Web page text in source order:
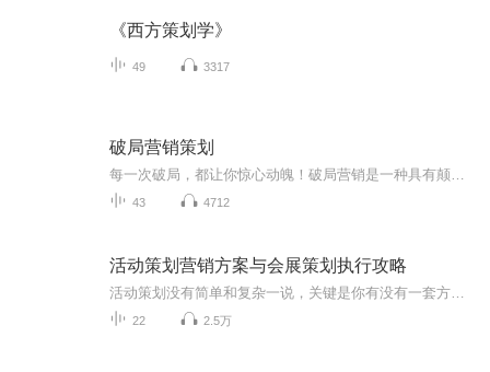
《西方策划学》
49 3317
破局营销策划
43 4712
活动策划营销方案与会展策划执行攻略
22 2.5万